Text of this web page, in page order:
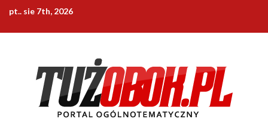
Skip
content
pt.. sie 7th, 2026